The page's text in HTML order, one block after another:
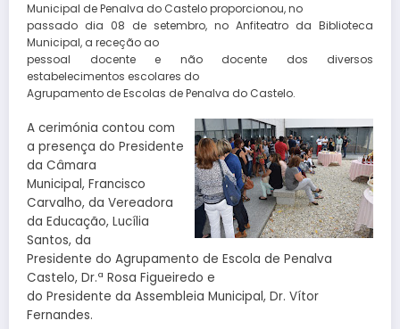
Municipal de Penalva do Castelo proporcionou, no
passado dia 08 de setembro, no Anfiteatro da Biblioteca
Municipal, a receção ao
pessoal docente e não docente dos diversos
estabelecimentos escolares do
Agrupamento de Escolas de Penalva do Castelo.
A cerimónia contou com
a presença do Presidente
da Câmara
Municipal, Francisco
Carvalho, da Vereadora
da Educação, Lucília
Santos, da
Presidente do Agrupamento de Escola de Penalva
Castelo, Dr.ª Rosa Figueiredo e
do Presidente da Assembleia Municipal, Dr. Vítor
Fernandes.